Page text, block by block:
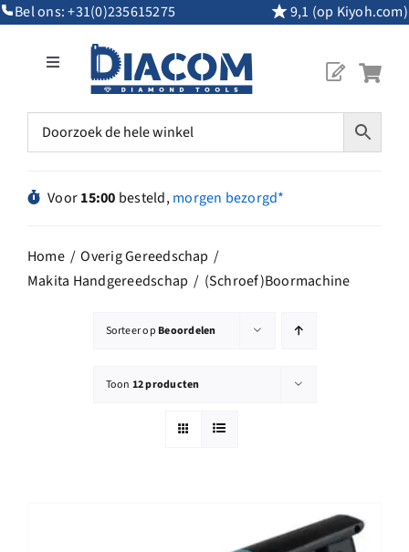
GaBel ons:+31(0)235615275 9,1 (op Kiyoh.com)
Toggle
Navigation
Mijn Account
Overig Gereedschap
Voor15:00 besteld,morgen bezorgd*
Home
Overig Gereedschap
Makita Handgereedschap
(Schroef)Boormachine
Sorteer op Beoordelen
Toon 12 producten